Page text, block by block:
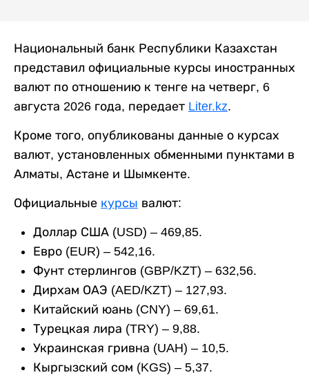
Национальный банк Республики Казахстан
представил официальные курсы иностранных
валют по отношению к тенге на четверг, 6
августа 2026 года, передает Liter.kz.
Кроме того, опубликованы данные о курсах
валют, установленных обменными пунктами в
Алматы, Астане и Шымкенте.
Официальные курсы валют:
Доллар США (USD) – 469,85.
Евро (EUR) – 542,16.
Фунт стерлингов (GBP/KZT) – 632,56.
Дирхам ОАЭ (AED/KZT) – 127,93.
Китайский юань (CNY) – 69,61.
Турецкая лира (TRY) – 9,88.
Украинская гривна (UAH) – 10,5.
Кыргызский сом (KGS) – 5,37.